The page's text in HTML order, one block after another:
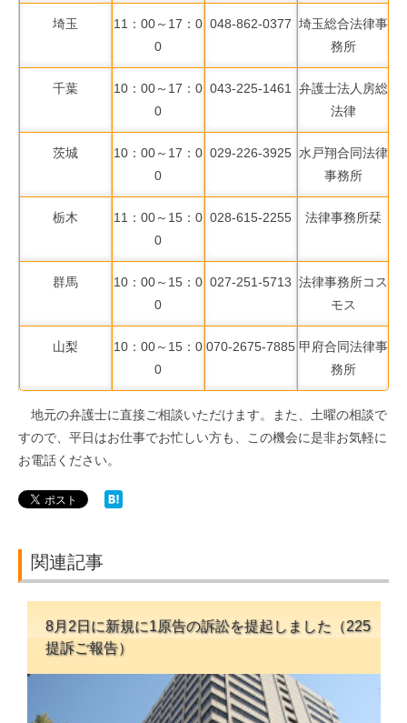
埼玉
11：00～17：0
0
048-862-0377 埼玉総合法律事
務所
千葉
10：00～17：0
0
043-225-1461 弁護士法人房総
法律
茨城
10：00～17：0
0
029-226-3925 水戸翔合同法律
事務所
栃木
11：00～15：0
0
028-615-2255 法律事務所栞
群馬
10：00～15：0
0
027-251-5713 法律事務所コス
モス
山梨
10：00～15：0
0
070-2675-7885 甲府合同法律事
務所
地元の弁護士に直接ご相談いただけます。また、土曜の相談で
すので、平日はお仕事でお忙しい方も、この機会に是非お気軽に
お電話ください。
関連記事
8月2日に新規に1原告の訴訟を提起しました（225
提訴ご報告）